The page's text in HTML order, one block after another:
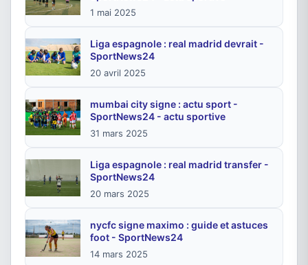
1 mai 2025
Liga espagnole : real madrid devrait -
SportNews24
20 avril 2025
mumbai city signe : actu sport -
SportNews24 - actu sportive
31 mars 2025
Liga espagnole : real madrid transfer -
SportNews24
20 mars 2025
nycfc signe maximo : guide et astuces
foot - SportNews24
14 mars 2025